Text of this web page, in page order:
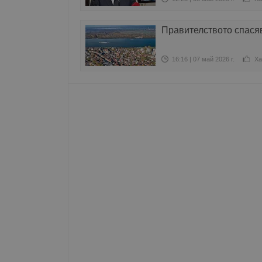
Правителството
16:16 | 07 май 2026 г.